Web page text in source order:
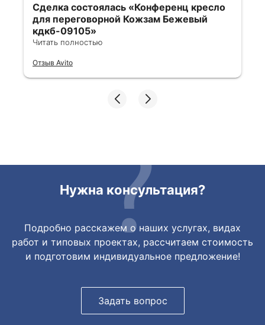
Сделка состоялась «Конференц кресло
для переговорной Кожзам Бежевый
кдкб-09105»
ответы очень быстрые, всегда на связи.
Все подробно сфотографировали перед
складах их переместили на один. Так же
Читать полностью
Отзыв Avito
Нужна консультация?
Подробно расскажем о наших услугах, видах
работ и типовых проектах, рассчитаем стоимость
и подготовим индивидуальное предложение!
Задать вопрос